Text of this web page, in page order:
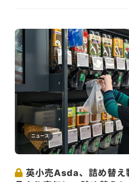
ニュース
英小売Asda、詰め替え